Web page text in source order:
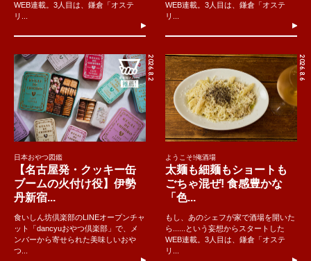
WEB連載。3人目は、鎌倉「オステ
リ...
WEB連載。3人目は、鎌倉「オステ
リ...
2026.8.2
日本おやつ図鑑
【名古屋発・クッキー缶
ブームの火付け役】伊勢
丹新宿...
食いしん坊倶楽部のLINEオープンチャ
ット「dancyuおやつ倶楽部」で、メ
ンバーから寄せられた美味しいおや
つ...
2026.8.6
ようこそ!俺酒場
太麺も細麺もショートも
ごちゃ混ぜ! 食感豊かな
「色...
もし、あのシェフが家で酒場を開いた
ら......という妄想からスタートした
WEB連載。3人目は、鎌倉「オステ
リ...